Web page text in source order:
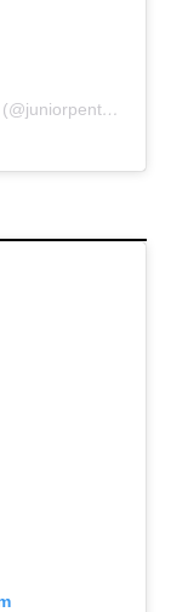
Um post compartilhado por Clovis Almeida (@juniorpentecoste01)